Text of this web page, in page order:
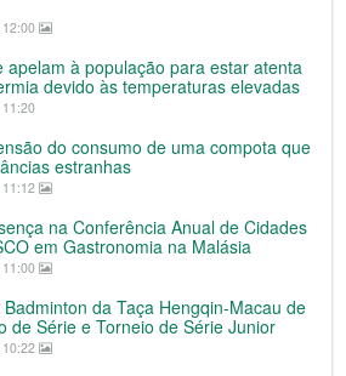
apelam à população para estar atenta
devido às temperaturas elevadas
do consumo de uma compota que
estranhas
na Conferência Anual de Cidades
em Gastronomia na Malásia
da Taça Hengqin-Macau de
de Série e Torneio de Série Junior